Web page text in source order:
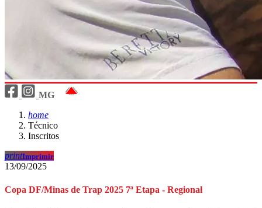
MG
home
Técnico
Inscritos
printImprimir
13/09/2025
Copa DF/Minas de Trap 2025 7ª Etapa - Regional